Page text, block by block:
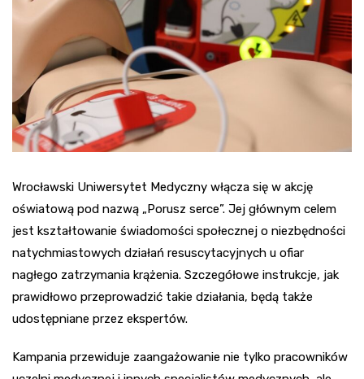
Wrocławski Uniwersytet Medyczny włącza się w akcję
oświatową pod nazwą „Porusz serce”. Jej głównym celem
jest kształtowanie świadomości społecznej o niezbędności
natychmiastowych działań resuscytacyjnych u ofiar
nagłego zatrzymania krążenia. Szczegółowe instrukcje, jak
prawidłowo przeprowadzić takie działania, będą także
udostępniane przez ekspertów.
Kampania przewiduje zaangażowanie nie tylko pracowników